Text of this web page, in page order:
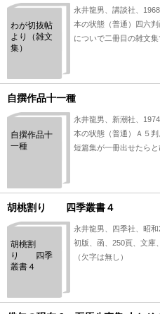
わが切抜帖
より（雑文
集）
永井龍男、講談社、
本の状態（普通）四六
についで二冊目の雑文集
自撰作品十一種
自撰作品十
一種
永井龍男、新潮社、
本の状態（普通）Ａ５
短篇集が一冊出せたら
胡桃割り 四季叢書４
胡桃割
り 四季
叢書４
永井龍男、四季社、昭
初版、函、250頁、文庫
（欠字は無し）